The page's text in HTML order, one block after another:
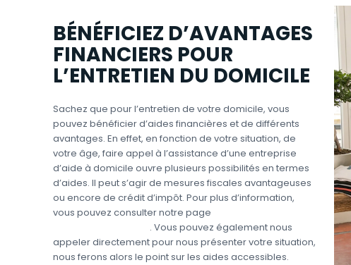
BÉNÉFICIEZ D’AVANTAGES
FINANCIERS POUR
L’ENTRETIEN DU DOMICILE
Sachez que pour l’entretien de votre domicile, vous
pouvez bénéficier d’aides financières et de différents
avantages. En effet, en fonction de votre situation, de
votre âge, faire appel à l’assistance d’une entreprise
d’aide à domicile ouvre plusieurs possibilités en termes
d’aides. Il peut s’agir de mesures fiscales avantageuses
ou encore de crédit d’impôt. Pour plus d’information,
vous pouvez consulter notre page
. Vous pouvez également nous
appeler directement pour nous présenter votre situation,
nous ferons alors le point sur les aides accessibles.